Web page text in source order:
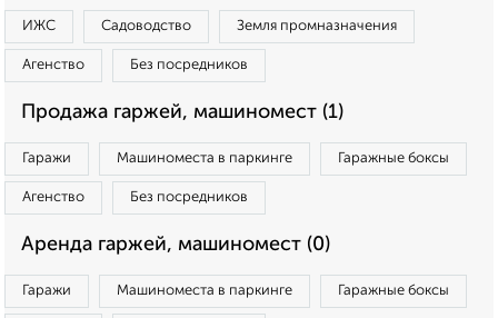
ИЖС Садоводство Земля промназначения
Агенство Без посредников
Продажа гаржей, машиномест (1)
Гаражи Машиноместа в паркинге Гаражные боксы
Агенство Без посредников
Аренда гаржей, машиномест (0)
Гаражи Машиноместа в паркинге Гаражные боксы